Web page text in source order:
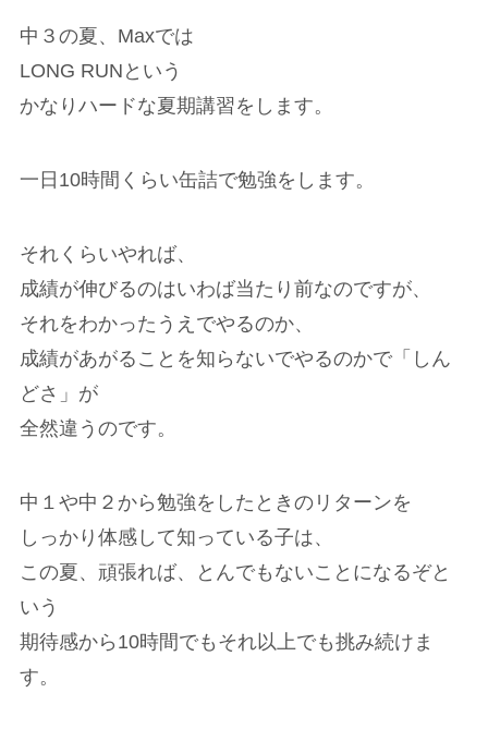
中３の夏、Maxでは
LONG RUNという
かなりハードな夏期講習をします。
一日10時間くらい缶詰で勉強をします。
それくらいやれば、
成績が伸びるのはいわば当たり前なのですが、
それをわかったうえでやるのか、
成績があがることを知らないでやるのかで「しん
どさ」が
全然違うのです。
中１や中２から勉強をしたときのリターンを
しっかり体感して知っている子は、
この夏、頑張れば、とんでもないことになるぞと
いう
期待感から10時間でもそれ以上でも挑み続けま
す。